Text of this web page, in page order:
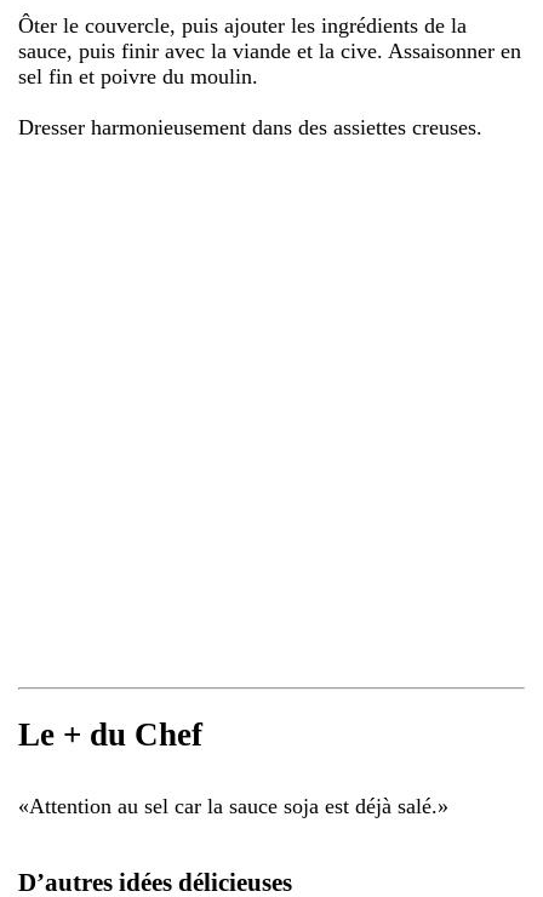
Ôter le couvercle, puis ajouter les ingrédients de la
sauce, puis finir avec la viande et la cive. Assaisonner en
sel fin et poivre du moulin.
Dresser harmonieusement dans des assiettes creuses.
Le + du Chef
«Attention au sel car la sauce soja est déjà salé.»
D’autres idées délicieuses